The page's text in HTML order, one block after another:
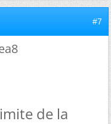
#7
de la